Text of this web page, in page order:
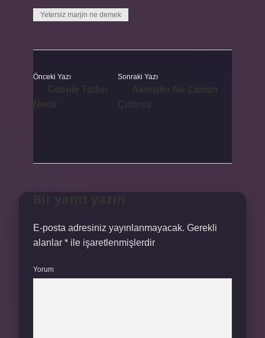
Yetersiz marjin ne demek
Önceki Yazı Sonraki Yazı
E-posta adresiniz yayınlanmayacak. Gerekli
alanlar * ile işaretlenmişlerdir
Yorum